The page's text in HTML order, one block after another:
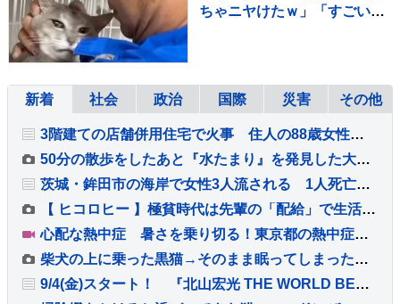
ちゃニヤけたｗ」「すごいｗ
新着 社会 政治 国際 災害 その他
3階建ての店舗併用住宅で火事 住人の88歳女性が死亡
50分の散歩をしたあと『水たまり』を発見した大型犬…思わず同情する『まさかの行動』に反響「やってくれましたねｗ」「問題児っぷりが魅力」
茨城・鉾田市の海岸で女性3人流される 1人死亡、1人重体 現場は人工岬「ヘッドランド」近くで遊泳禁止エリア
【 ヒコロヒー 】極貧時代は先輩の「配給」で生活…今や後輩に「お前も食うか？」と500円のアイスを奢れるまでに成長
心配な熱中症 暑さを乗り切る！東京都の熱中症対策【SUNトピ】
柴犬の上に乗った黒猫→そのまま眠ってしまった結果…あまりにも『微笑ましい光景』が33万再生「やさしいなあ」「めちゃくちゃ癒された」
9/4(金)スタート！ 『北山宏光 THE WORLD BEYOND』 北山「このような形で冠番組を持たせていただきとても嬉しく思っています」